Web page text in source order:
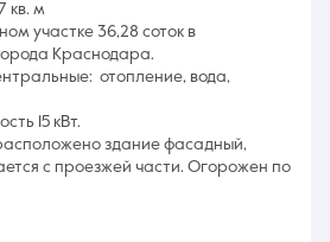
кв. м
участке 36,28 соток в
Краснодара.
отопление, вода,
15 кВт.
здание фасадный,
с проезжей части. Огорожен по